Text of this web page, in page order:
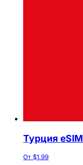
Турция eSIM
От $1.99